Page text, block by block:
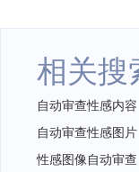
相关搜
自动审查性感内容
自动审查性感图片
性感图像自动审查